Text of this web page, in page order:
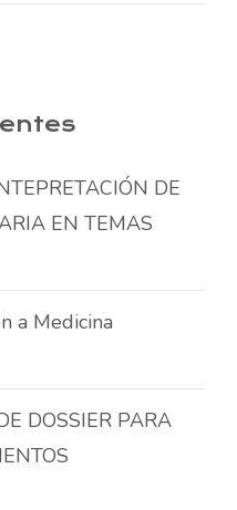
DE
EN TEMAS
a Medicina
DOSSIER PARA